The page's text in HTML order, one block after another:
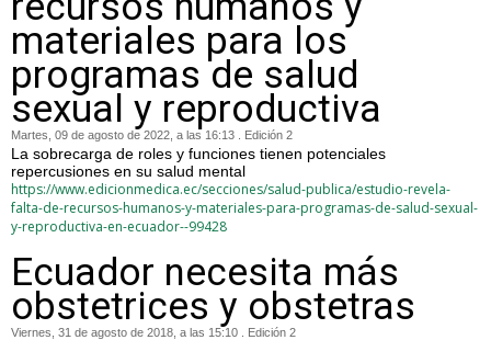
materiales para los
programas de salud
sexual y reproductiva
Martes, 09 de agosto de 2022, a las 16:13 . Edición 2
La sobrecarga de roles y funciones tienen potenciales
repercusiones en su salud mental
https://www.edicionmedica.ec/secciones/salud-publica/estudio-revela-
falta-de-recursos-humanos-y-materiales-para-programas-de-salud-sexual-
y-reproductiva-en-ecuador--99428
Ecuador necesita más
obstetrices y obstetras
Viernes, 31 de agosto de 2018, a las 15:10 . Edición 2